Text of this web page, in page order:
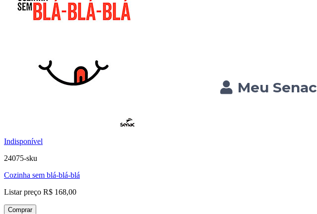
Meu Senac
Indisponível
24075-sku
Cozinha sem blá-blá-blá
Listar preço R$ 168,00
Comprar